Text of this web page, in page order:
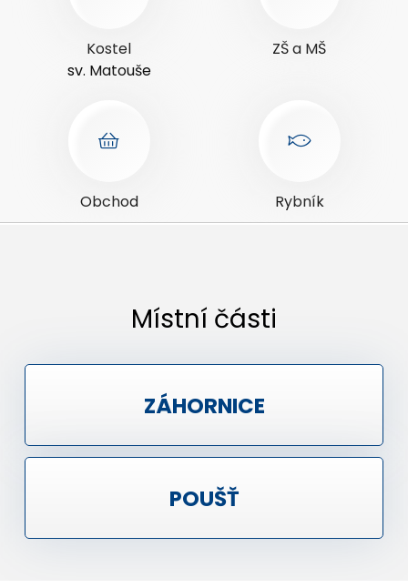
Kostel
sv. Matouše
ZŠ a MŠ
Obchod Rybník
Místní části
ZÁHORNICE
POUŠŤ